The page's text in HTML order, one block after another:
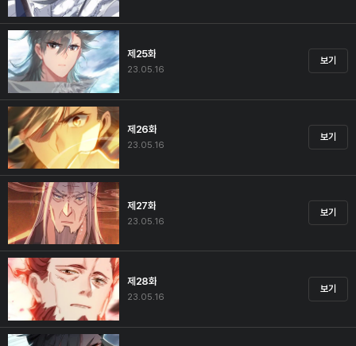
제25화
23.05.16
보기
제26화
23.05.16
보기
제27화
23.05.16
보기
제28화
23.05.16
보기